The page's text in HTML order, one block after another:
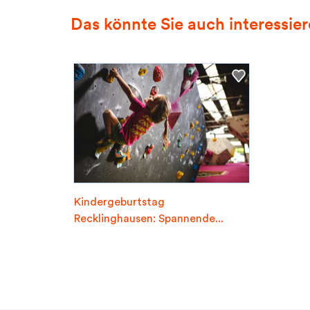
Das könnte Sie auch
Kindergeburtstag
Recklinghausen: Spannende...